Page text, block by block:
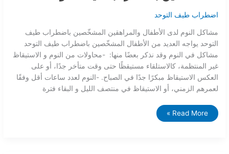
اضطراب طيف التوحد
مشاكل النوم لدى الأطفال والمراهقين المشخّصين باضطراب طيف
التوحد يواجه العديد من الأطفال المشخّصين باضطراب طيف التوحد
مشاكل في النوم وقد نذكر بعضًا منها: -محاولات من النوم و الاستيقاظ
غير المنتظمة، كالاستلقاء مستيقظًا حتى وقت متأخر جدًا، أو على
العكس الاستيقاظ مبكرًا جدًا في الصباح. -النوم لعدد ساعات أقل وفقًا
لعمرهم الزمني، أو الاستيقاظ في منتصف الليل و البقاء فترة
Read More »